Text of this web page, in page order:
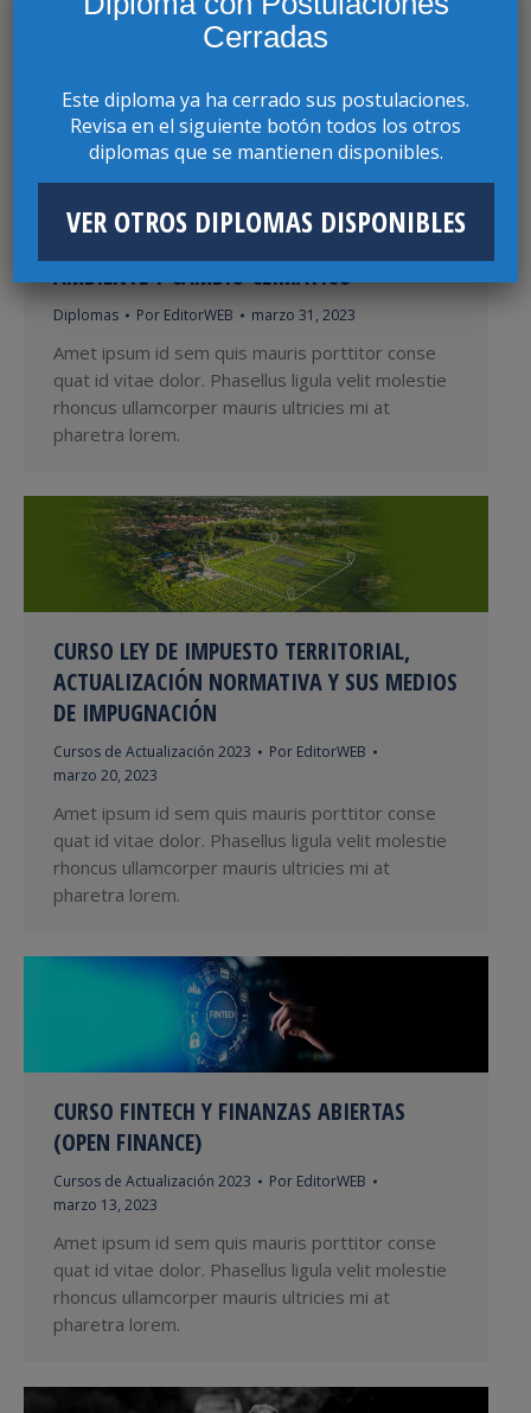
AMBIENTE Y CAMBIO CLIMÁTICO
Diplomas Por EditorWEB marzo 31, 2023
Amet ipsum id sem quis mauris porttitor conse
quat id vitae dolor. Phasellus ligula velit molestie
rhoncus ullamcorper mauris ultricies mi at
pharetra lorem.
CURSO LEY DE IMPUESTO TERRITORIAL,
ACTUALIZACIÓN NORMATIVA Y SUS MEDIOS
DE IMPUGNACIÓN
Cursos de Actualización 2023 Por EditorWEB
marzo 20, 2023
Amet ipsum id sem quis mauris porttitor conse
quat id vitae dolor. Phasellus ligula velit molestie
rhoncus ullamcorper mauris ultricies mi at
pharetra lorem.
CURSO FINTECH Y FINANZAS ABIERTAS
(OPEN FINANCE)
Cursos de Actualización 2023 Por EditorWEB
marzo 13, 2023
Amet ipsum id sem quis mauris porttitor conse
quat id vitae dolor. Phasellus ligula velit molestie
rhoncus ullamcorper mauris ultricies mi at
pharetra lorem.
Cerradas
Este diploma ya ha cerrado sus postulaciones.
Revisa en el siguiente botón todos los otros
diplomas que se mantienen disponibles.
VER OTROS DIPLOMAS DISPONIBLES